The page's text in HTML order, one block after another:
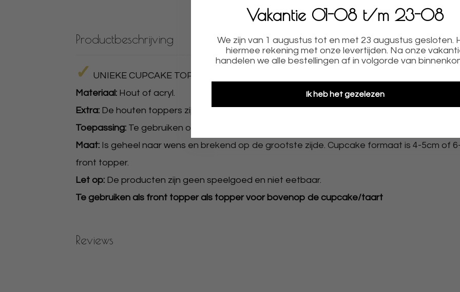
Productbeschrijving
✓ UNIEKE CUPCAKE TOPPERS
Materiaal: Hout of acryl.
Extra: De houten toppers zijn klaar voor gebruik de acryl toppers raden we aan van te
Toepassing: Te gebruiken op al uw gebak voor leuke decoratie.
Maat: Is geheel naar wens en brekend op de grootste zijde. Cupcake formaat is 4-5cm of
front topper.
Let op: De producten zijn geen speelgoed en niet eetbaar.
Te gebruiken als front topper als topper voor bovenop de cupcake/taart
Reviews
Vakantie 01-08 t/m 23-08
We zijn van 1 augustus tot en met 23 augustus gesloten.
hiermee rekening met onze levertijden. Na onze
handelen we alle bestellingen af in volgorde van
Ik heb het gezelezen